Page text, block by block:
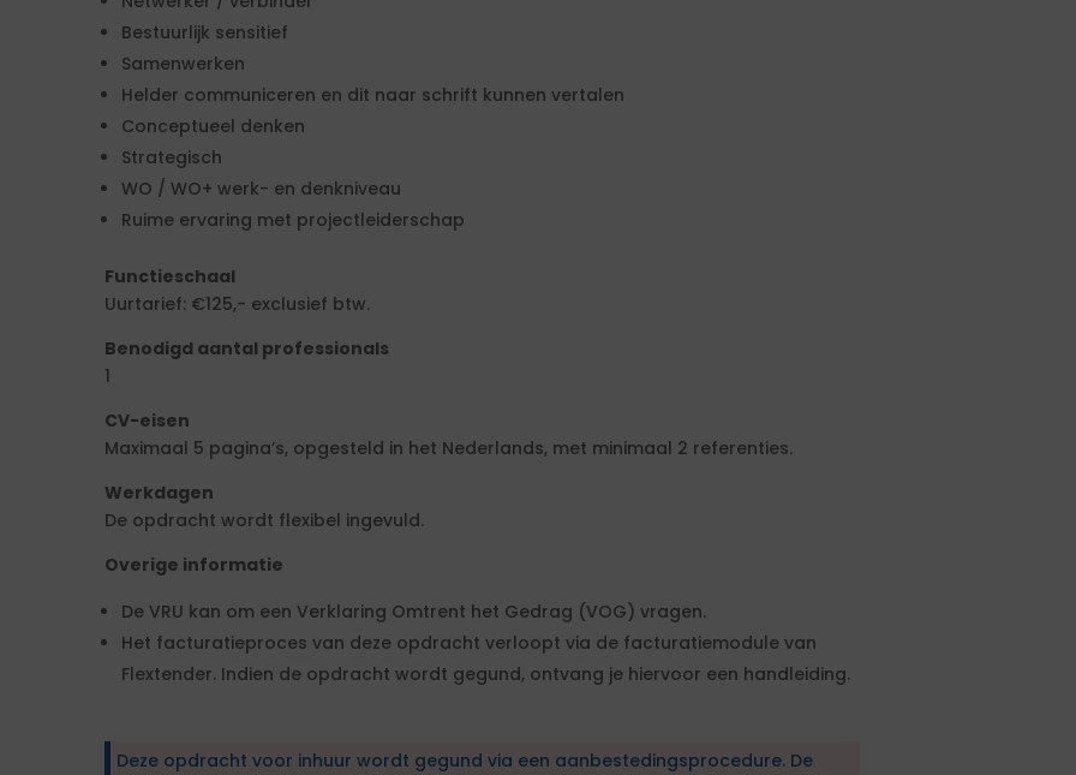
Bestuurlijk sensitief
Samenwerken
Helder communiceren en dit naar schrift kunnen vertalen
Conceptueel denken
Strategisch
WO / WO+ werk- en denkniveau
Ruime ervaring met projectleiderschap
Functieschaal
Uurtarief: €125,- exclusief btw.
Benodigd aantal professionals
1
CV-eisen
Maximaal 5 pagina’s, opgesteld in het Nederlands, met minimaal 2 referenties.
Werkdagen
De opdracht wordt flexibel ingevuld.
Overige informatie
De VRU kan om een Verklaring Omtrent het Gedrag (VOG) vragen.
Het facturatieproces van deze opdracht verloopt via de facturatiemodule van
Flextender. Indien de opdracht wordt gegund, ontvang je hiervoor een handleiding.
Deze opdracht voor inhuur wordt gegund via een aanbestedingsprocedure. De